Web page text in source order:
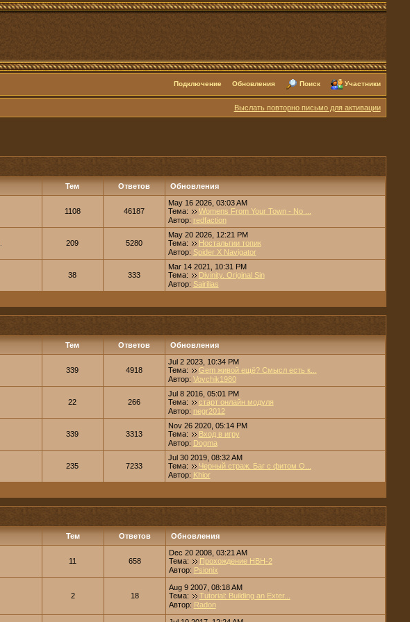
Подключение Обновления Поиск Участники
Выслать повторно письмо для активации
Тем Ответов Обновления
1108 46187
May 16 2026, 03:03 AM
Тема:
Womens From Your Town - No ...
Автор: redfaction
209 5280
May 20 2026, 12:21 PM
Тема:
Ностальгии топик
Автор: Spider X Navigator
38 333
Mar 14 2021, 10:31 PM
Тема:
Divinity. Original Sin
Автор: Sairilias
Тем Ответов Обновления
339 4918
Jul 2 2023, 10:34 PM
Тема:
Gem живой ещё? Смысл есть к...
Автор: Vovchik1980
22 266
Jul 8 2016, 05:01 PM
Тема:
старт онлайн модуля
Автор: negr2012
339 3313
Nov 26 2020, 05:14 PM
Тема:
Вход в игру
Автор: Dogma
235 7233
Jul 30 2019, 08:32 AM
Тема:
Черный страж. Баг с фитом О...
Автор: Khior
Тем Ответов Обновления
11 658
Dec 20 2008, 03:21 AM
Тема:
Прохождение НВН-2
Автор: Psionix
2 18
Aug 9 2007, 08:18 AM
Тема:
Tutorial: Building an Exter...
Автор: Radon